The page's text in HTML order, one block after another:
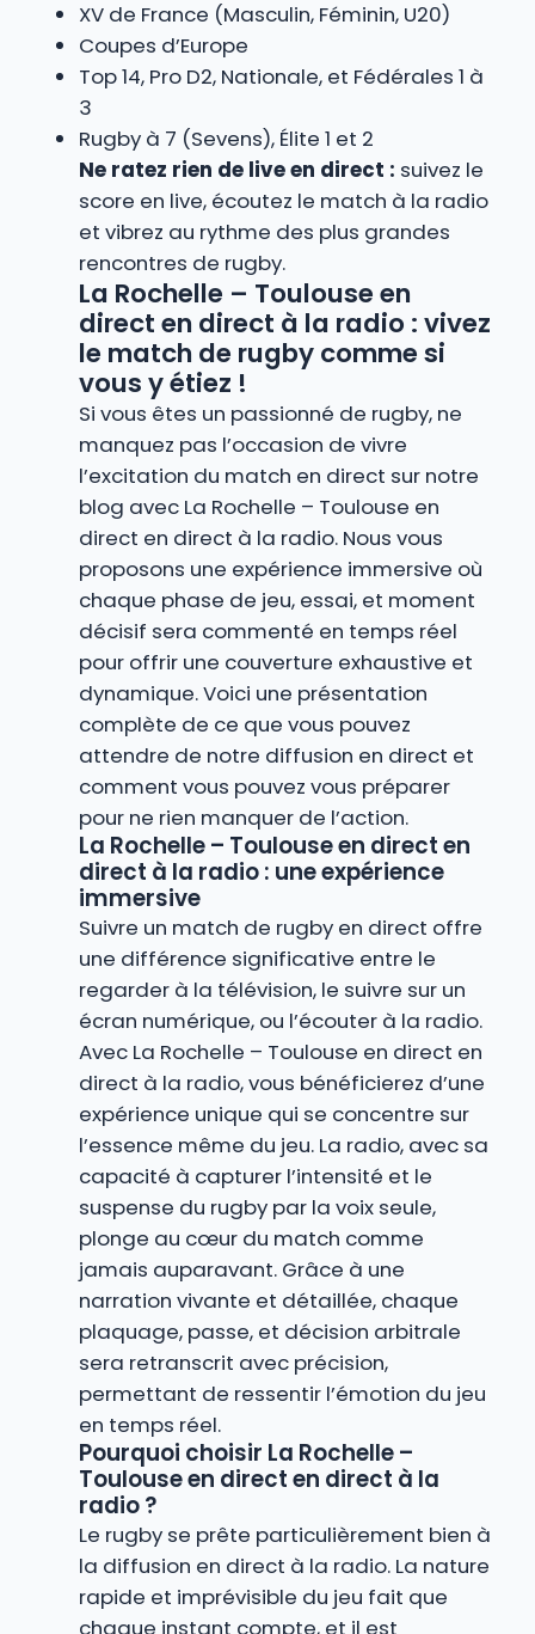
XV de France (Masculin, Féminin, U20)
Coupes d’Europe
Top 14, Pro D2, Nationale, et Fédérales 1 à
3
Rugby à 7 (Sevens), Élite 1 et 2
Ne ratez rien de live en direct : suivez le
score en live, écoutez le match à la radio
et vibrez au rythme des plus grandes
rencontres de rugby.
La Rochelle – Toulouse en
direct en direct à la radio : vivez
le match de rugby comme si
vous y étiez !
Si vous êtes un passionné de rugby, ne
manquez pas l’occasion de vivre
l’excitation du match en direct sur notre
blog avec La Rochelle – Toulouse en
direct en direct à la radio. Nous vous
proposons une expérience immersive où
chaque phase de jeu, essai, et moment
décisif sera commenté en temps réel
pour offrir une couverture exhaustive et
dynamique. Voici une présentation
complète de ce que vous pouvez
attendre de notre diffusion en direct et
comment vous pouvez vous préparer
pour ne rien manquer de l’action.
La Rochelle – Toulouse en direct en
direct à la radio : une expérience
immersive
Suivre un match de rugby en direct offre
une différence significative entre le
regarder à la télévision, le suivre sur un
écran numérique, ou l’écouter à la radio.
Avec La Rochelle – Toulouse en direct en
direct à la radio, vous bénéficierez d’une
expérience unique qui se concentre sur
l’essence même du jeu. La radio, avec sa
capacité à capturer l’intensité et le
suspense du rugby par la voix seule,
plonge au cœur du match comme
jamais auparavant. Grâce à une
narration vivante et détaillée, chaque
plaquage, passe, et décision arbitrale
sera retranscrit avec précision,
permettant de ressentir l’émotion du jeu
en temps réel.
Pourquoi choisir La Rochelle –
Toulouse en direct en direct à la
radio ?
Le rugby se prête particulièrement bien à
la diffusion en direct à la radio. La nature
rapide et imprévisible du jeu fait que